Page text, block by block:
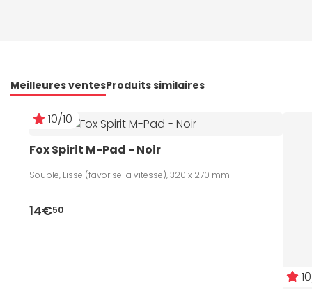
Meilleures ventesProduits similaires
10/10
Fox Spirit M-Pad - Noir
Souple, Lisse (favorise la vitesse), 320 x 270 mm
14€50